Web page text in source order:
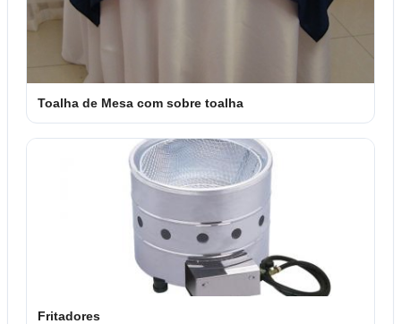
Toalha de Mesa com sobre toalha
Fritadores